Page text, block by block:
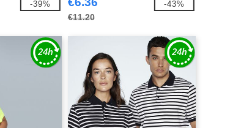
-39%
€11.20
-43%